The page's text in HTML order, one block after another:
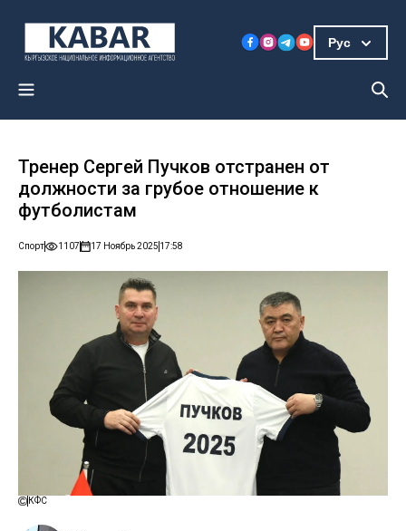
Рус
Тренер Сергей Пучков отстранен от
должности за грубое отношение к
футболистам
Спорт 1107 17 Ноябрь 2025 17:58
КФС